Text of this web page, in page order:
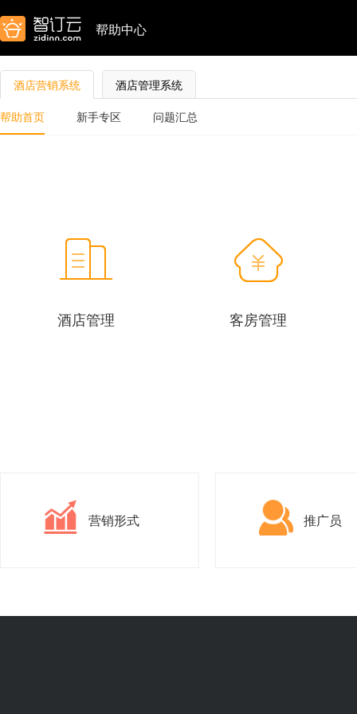
帮助中心
酒店营销系统
酒店管理系统
帮助首页
新手专区 问题汇总
酒店管理 客房管理
营销形式 推广员